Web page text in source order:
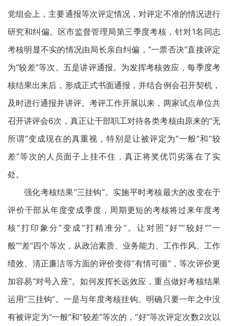
党组会上，主要通报等次评定情况，对评定不准的情况进行
研究和纠偏。区市监督管理局第三季度考核，针对1名同志
考核明显不实的情况由局长亲自纠偏，“一票否决”直接评定
为“较差”等次。五是讲评通报。为发挥考核效应，每季度考
核结果出来后，形成正式书面通报，并结合例会召开契机，
及时进行通报并讲评。考评工作开展以来，两家试点单位共
召开讲评会6次，真正让干部职工对待各类考核由原来的“无
所谓”变成现在的真重视，特别是让被评定为“一般”和“较
差”等次的人员面子上挂不住，真正将奖优罚劣落在了实
处。
强化考核结果“三挂钩”。实施平时考核最大的改变在于
评价干部从年度变成季度，周期更短的考核将过来年度考
核“打印象分”变成“打精准分”。让对照“好”“较好”“一
般”“差”四个等次，从政治素质、业务能力、工作作风、工作
绩效、清正廉洁等方面的评价变得“有情可循”，等次评价更
加容易“对号入座”。如何发挥长远效应，重点做好考核结果
运用“三挂钩”。一是与年度考核挂钩。明确只要一年之中没
有被评定为“一般”和“较差”等次的，“好”等次评定次数2次以